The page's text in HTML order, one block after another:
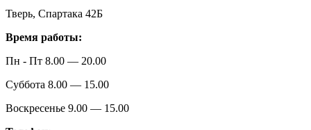
Тверь, Спартака 42Б
Время работы:
Пн - Пт 8.00 — 20.00
Суббота 8.00 — 15.00
Воскресенье 9.00 — 15.00